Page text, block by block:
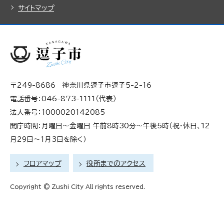
サイトマップ
〒249-8686 神奈川県逗子市逗子5-2-16
電話番号：046-873-1111（代表）
法人番号：1000020142085
開庁時間：月曜日～金曜日 午前8時30分～午後5時（祝・休日、12
月29日～1月3日を除く）
フロアマップ 役所までのアクセス
Copyright © Zushi City All rights reserved.